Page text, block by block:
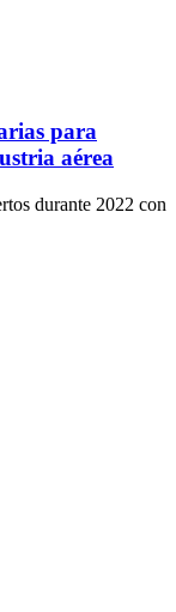
para
aérea
durante 2022 con